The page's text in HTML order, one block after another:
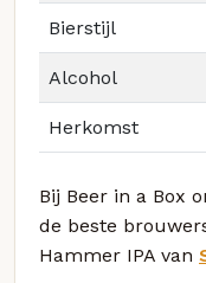
Bierstijl
Alcohol
Herkomst
Bij Beer in a Box
de beste
Hammer IPA van